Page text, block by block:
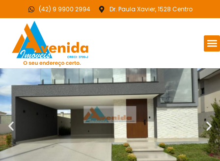
(42) 9 9900 2994 Dr. Paula Xavier, 1528 Centro